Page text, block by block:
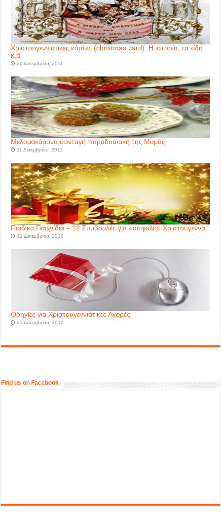
Χριστουγεννιάτικες κάρτες (christmas card). Η ιστορία, τα είδη
κ.ά
20 Δεκεμβρίου, 2011
Μελομακάρονα συνταγή παραδοσιακή της Μαμάς
11 Δεκεμβρίου, 2011
Παιδικά Παιχνίδια – 12 Συμβουλές για «ασφαλή» Χριστούγεννα
21 Δεκεμβρίου, 2010
Οδηγίες για Χριστουγεννιάτικες Αγορές
21 Δεκεμβρίου, 2010
Find us on Facebook